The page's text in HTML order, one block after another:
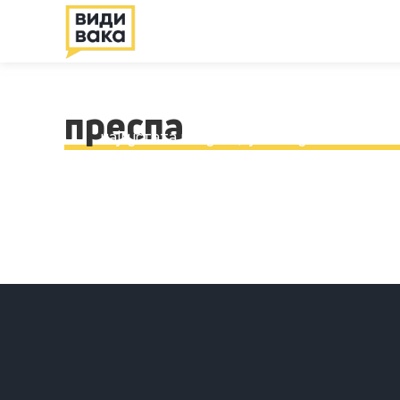
преспа
жители на Голем Град
најгустата популација на шумски желки